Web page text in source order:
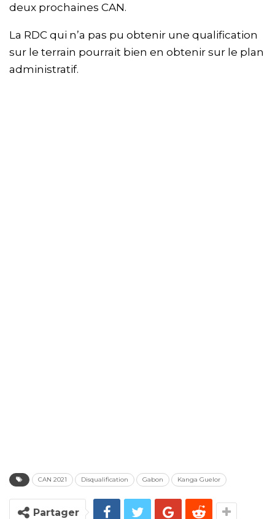
deux prochaines CAN.
La RDC qui n’a pas pu obtenir une qualification
sur le terrain pourrait bien en obtenir sur le plan
administratif.
CAN 2021 Disqualification Gabon Kanga Guelor
Partager